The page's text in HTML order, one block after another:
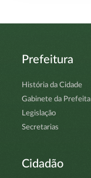
Prefeitura
História da Cidade
Gabinete da Prefeita
Legislação
Secretarias
Cidadão